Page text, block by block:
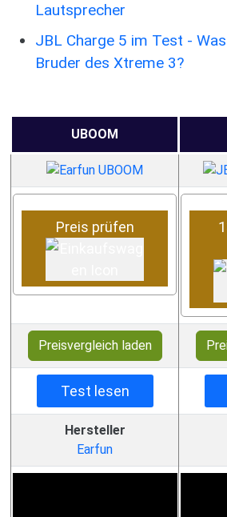
Lautsprecher
JBL Charge 5 im Test -
Bruder des Xtreme 3?
UBOOM
Preis prüfen
Preisvergleich laden
Test lesen
Hersteller
Earfun